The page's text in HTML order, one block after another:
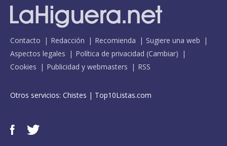
Contacto Redacción Recomienda
Sugiere una web
Aspectos legales
Política de privacidad (Cambiar)
Cookies
Publicidad y webmasters RSS
Otros servicios: Chistes | Top10Listas.com